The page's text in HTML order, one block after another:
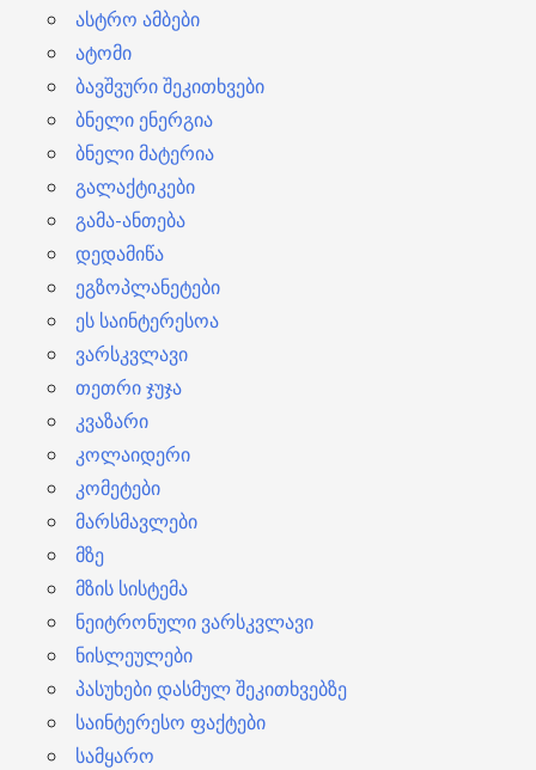
ასტრო ამბები
ატომი
ბავშვური შეკითხვები
ბნელი ენერგია
ბნელი მატერია
გალაქტიკები
გამა-ანთება
დედამიწა
ეგზოპლანეტები
ეს საინტერესოა
ვარსკვლავი
თეთრი ჯუჯა
კვაზარი
კოლაიდერი
კომეტები
მარსმავლები
მზე
მზის სისტემა
ნეიტრონული ვარსკვლავი
ნისლეულები
პასუხები დასმულ შეკითხვებზე
საინტერესო ფაქტები
სამყარო